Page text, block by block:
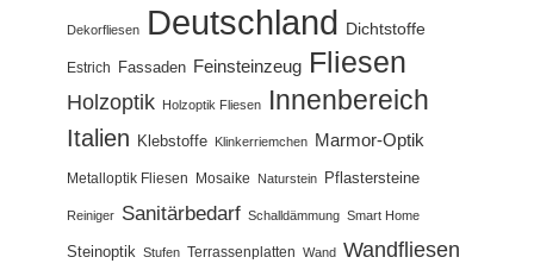
Dekorfliesen Deutschland Dichtstoffe
Estrich Fassaden Feinsteinzeug Fliesen
Holzoptik Holzoptik Fliesen Innenbereich
Italien Klebstoffe Klinkerriemchen Marmor-Optik
Metalloptik Fliesen Mosaike Naturstein Pflastersteine
Reiniger Sanitärbedarf Schalldämmung Smart Home
Steinoptik Stufen Terrassenplatten Wand Wandfliesen